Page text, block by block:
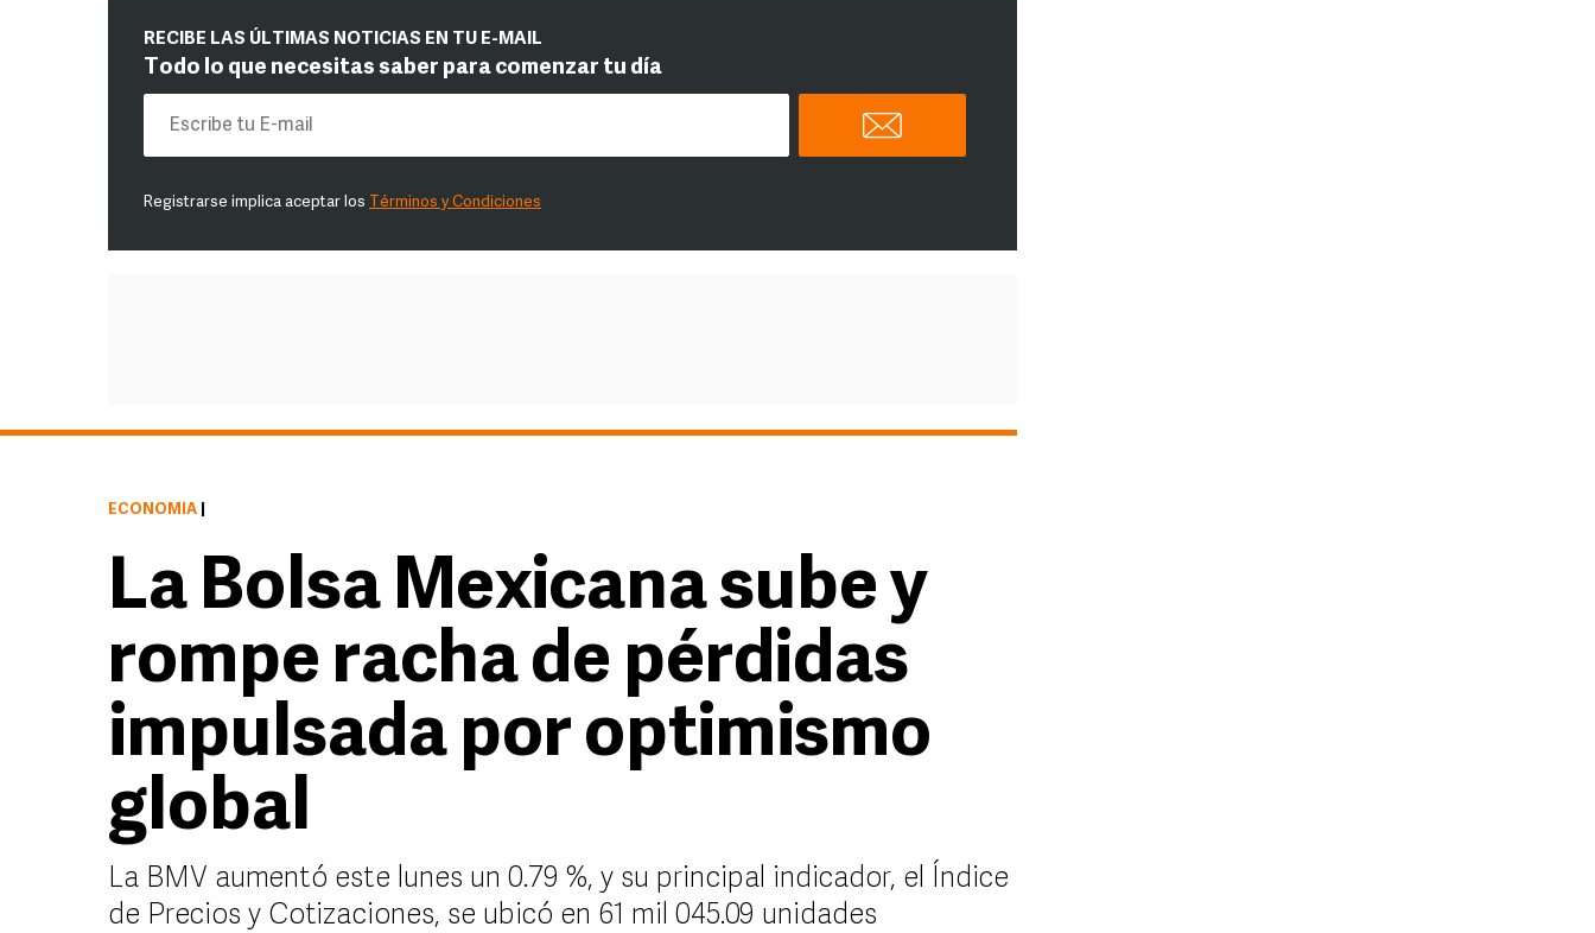
RECIBE LAS ÚLTIMAS NOTICIAS EN TU E-MAIL
Todo lo que necesitas saber para comenzar tu día
Registrarse implica aceptar los Términos y Condiciones
ECONOMÍA
La Bolsa Mexicana sube y
rompe racha de pérdidas
impulsada por optimismo
global
La BMV aumentó este lunes un 0.79 %, y su principal indicador, el Índice
de Precios y Cotizaciones, se ubicó en 61 mil 045.09 unidades